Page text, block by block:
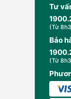
Tư
(Từ
Bảo
(Từ